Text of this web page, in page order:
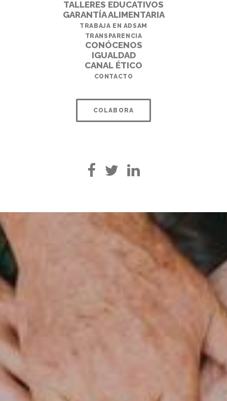
TALLERES EDUCATIVOS
GARANTÍA ALIMENTARIA
TRABAJA EN ADSAM
TRANSPARENCIA
CONÓCENOS
IGUALDAD
CANAL ÉTICO
CONTACTO
COLABORA